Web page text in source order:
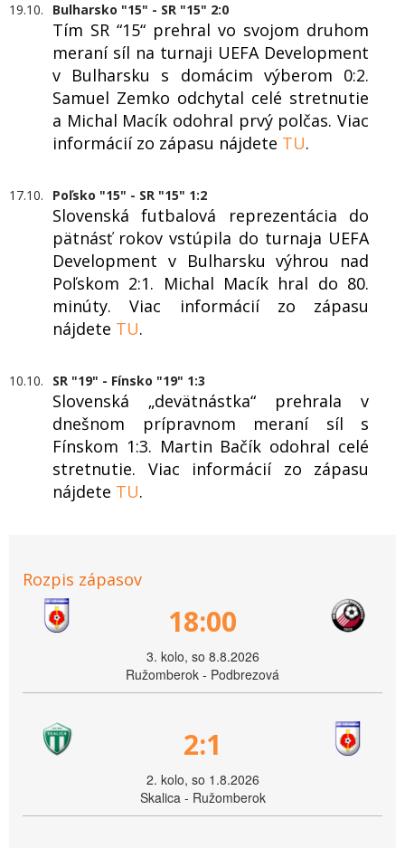
19.10. Bulharsko "15" - SR "15" 2:0
Tím SR “15“ prehral vo svojom druhom
meraní síl na turnaji UEFA Development
v Bulharsku s domácim výberom 0:2.
Samuel Zemko odchytal celé stretnutie
a Michal Macík odohral prvý polčas. Viac
informácií zo zápasu nájdete TU.
17.10. Poľsko "15" - SR "15" 1:2
Slovenská futbalová reprezentácia do
pätnásť rokov vstúpila do turnaja UEFA
Development v Bulharsku výhrou nad
Poľskom 2:1. Michal Macík hral do 80.
minúty. Viac informácií zo zápasu
nájdete TU.
10.10. SR "19" - Fínsko "19" 1:3
Slovenská „devätnástka“ prehrala v
dnešnom prípravnom meraní síl s
Fínskom 1:3. Martin Bačík odohral celé
stretnutie. Viac informácií zo zápasu
nájdete TU.
Rozpis zápasov
18:00
3. kolo, so 8.8.2026
Ružomberok - Podbrezová
2:1
2. kolo, so 1.8.2026
Skalica - Ružomberok